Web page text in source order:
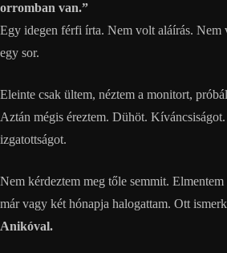
orromban van.”
Egy idegen férfi írta. Nem volt aláírás. Nem
egy sor.
Eleinte csak ültem, néztem a monitort,
Aztán mégis éreztem. Dühöt.
izgatottságot.
Nem kérdeztem meg tőle semmit.
már vagy két hónapja halogattam. Ott
Anikóval.